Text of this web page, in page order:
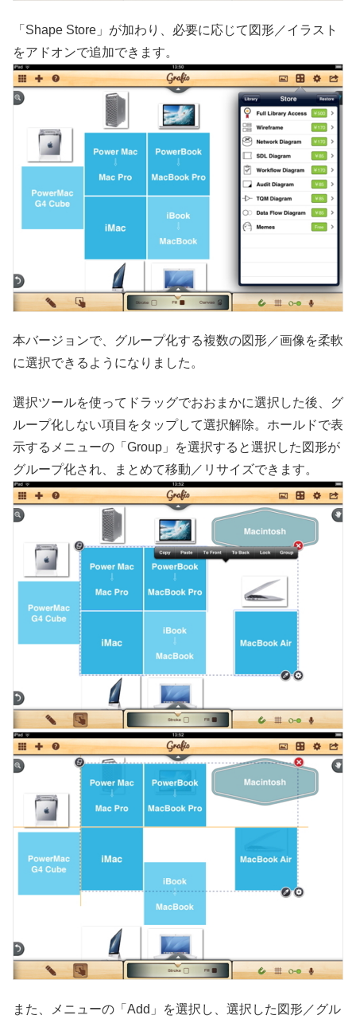
「Shape Store」が加わり、必要に応じて図形／イラスト
をアドオンで追加できます。
本バージョンで、グループ化する複数の図形／画像を柔軟
に選択できるようになりました。
選択ツールを使ってドラッグでおおまかに選択した後、グ
ループ化しない項目をタップして選択解除。ホールドで表
示するメニューの「Group」を選択すると選択した図形が
グループ化され、まとめて移動／リサイズできます。
また、メニューの「Add」を選択し、選択した図形／グル